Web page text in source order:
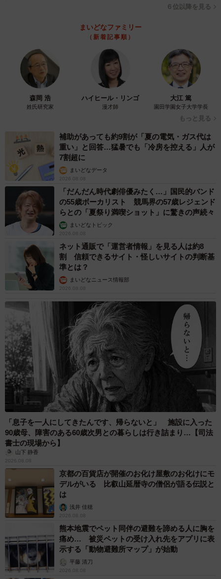
６位以降を見る
まいどなファミリー
（新着記事順）
森岡 浩
姓氏研究家
ハイヒール・リンゴ
漫才師
大江 篤
園田学園女子大学学長
もっと見る
補助があっても約9割が「夏の電気・ガス代は
重い」と回答…猛暑でも「冷房を控える」人が
7割超に
まいどなデータ
2026.08.08
「だんだん時代劇俳優みたく…」国民的バンド
の55歳ボーカリスト 競馬界の57歳レジェンド
らとの「夏祭り満喫ショット」に驚きの声続々
まいどなトピック
2026.08.08
ネット通販で「運営者情報」を見る人は約8
割 信頼できるサイト・怪しいサイトの判断基
準とは？
まいどなニュース情報部
2026.08.08
「息子を一人にしてきたんです、帰らないと」 施設に入った
90歳母、障害のある60歳次男との暮らしは行き詰まり…【司法
書士の現場から】
山下 静香
2026.08.08
京都の百貨店が開催のお化け屋敷のお化けにモ
デルがいる 比叡山延暦寺の僧侶が語る伝説と
は
浅井 佳穂
2026.08.08
熊本地震でペット同伴の避難を諦める人に胸を
痛め… 被災ペットの受け入れ先をアプリに表
示する「動物避難所マップ」が始動
平藤 清刀
2026.08.08